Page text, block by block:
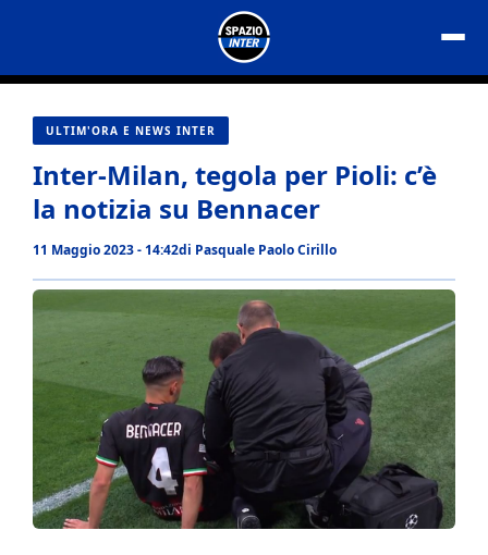
contenuto
ULTIM'ORA E NEWS INTER
Inter-Milan, tegola per Pioli: c’è
la notizia su Bennacer
11 Maggio 2023 - 14:42di Pasquale Paolo Cirillo